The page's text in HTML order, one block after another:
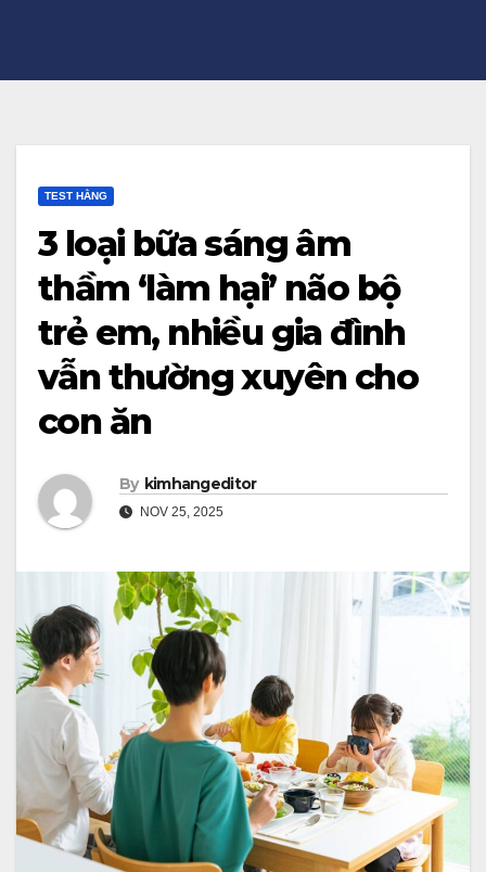
TEST HẰNG
3 loại bữa sáng âm
thầm ‘làm hại’ não bộ
trẻ em, nhiều gia đình
vẫn thường xuyên cho
con ăn
By kimhangeditor
NOV 25, 2025